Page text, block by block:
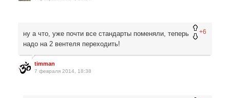
+6
ну а что, уже почти все стандарты поменяли, теперь
надо на 2 вентеля переходить!
timman
7 февраля 2014, 18:38